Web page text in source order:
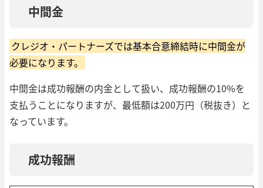
中間金
クレジオ・パートナーズでは基本合意締結時に中間金が
必要になります。
中間金は成功報酬の内金として扱い、成功報酬の10%を
支払うことになりますが、最低額は200万円（税抜き）と
なっています。
成功報酬